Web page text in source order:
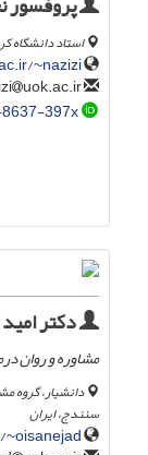
استاد دانشگاه
~nazizi/
uok.ac.ir
397x
دکتر
مشاوره و روان
دانشیار، گروه
سنندج، ایران